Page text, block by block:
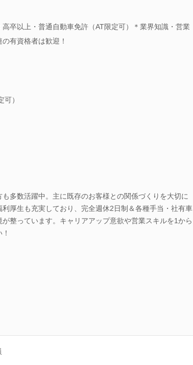
卒以上・普通自動車免許（AT限定可）＊業界知識・営業
有資格者は歓迎！
）
多数活躍中。主に既存のお客様との関係づくりを大切に
厚生も充実しており、完全週休2日制＆各種手当・社有車
整っています。キャリアアップ意欲や営業スキルを1から